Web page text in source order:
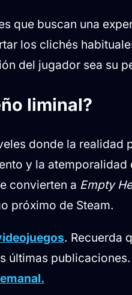
que buscan una
los clichés
del jugador sea su
liminal?
donde la realidad
y la atemporalidad
convierten a Empty
próximo de Steam.
. Recuerda
últimas